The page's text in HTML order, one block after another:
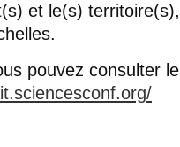
et le(s)
pouvez consulter